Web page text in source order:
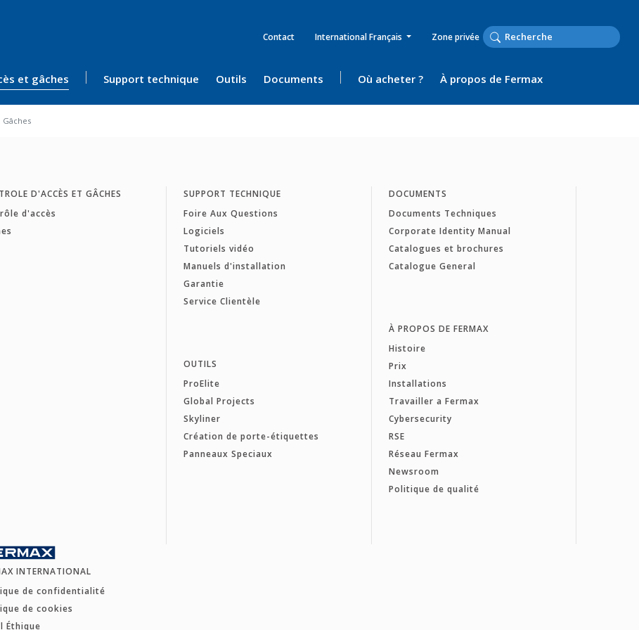
Contact International Français Zone privée
et gâches Support technique Outils Documents Où acheter ? À propos de Fermax
Gâches
D'ACCÈS ET GÂCHES
d'accès
SUPPORT TECHNIQUE
Foire Aux Questions
Logiciels
Tutoriels vidéo
Manuels d'installation
Garantie
Service Clientèle
OUTILS
ProElite
Global Projects
Skyliner
Création de porte-étiquettes
Panneaux Speciaux
DOCUMENTS
Documents Techniques
Corporate Identity Manual
Catalogues et brochures
Catalogue General
À PROPOS DE FERMAX
Histoire
Prix
Installations
Travailler a Fermax
Cybersecurity
RSE
Réseau Fermax
Newsroom
Politique de qualité
INTERNATIONAL
de confidentialité
de cookies
Éthique